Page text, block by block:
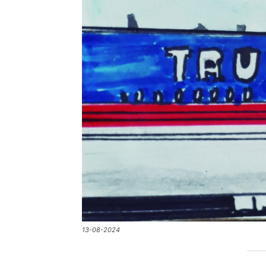
13-08-2024